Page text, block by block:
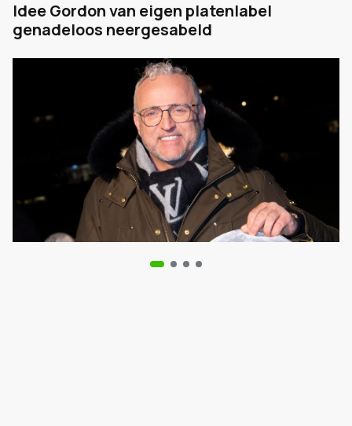
Idee Gordon van eigen platenlabel
genadeloos neergesabeld